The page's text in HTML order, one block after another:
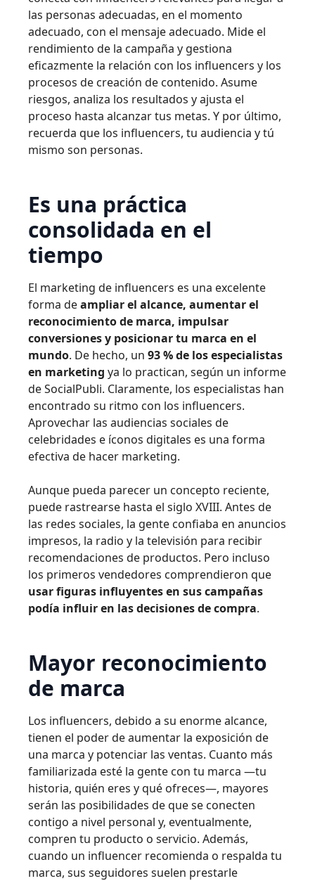
las personas adecuadas, en el momento
adecuado, con el mensaje adecuado. Mide el
rendimiento de la campaña y gestiona
eficazmente la relación con los influencers y los
procesos de creación de contenido. Asume
riesgos, analiza los resultados y ajusta el
proceso hasta alcanzar tus metas. Y por último,
recuerda que los influencers, tu audiencia y tú
mismo son personas.
Es una práctica
consolidada en el
tiempo
El marketing de influencers es una excelente
forma deampliar el alcance, aumentar el
reconocimiento de marca, impulsar
conversiones y posicionar tu marca en el
mundo. De hecho, un 93 % de los especialistas
en marketing ya lo practican, según un informe
de SocialPubli. Claramente, los especialistas han
encontrado su ritmo con los influencers.
Aprovechar las audiencias sociales de
celebridades e íconos digitales es una forma
efectiva de hacer marketing.
Aunque pueda parecer un concepto reciente,
puede rastrearse hasta el siglo XVIII. Antes de
las redes sociales, la gente confiaba en anuncios
impresos, la radio y la televisión para recibir
recomendaciones de productos. Pero incluso
los primeros vendedores comprendieron que
usar figuras influyentes en sus campañas
podía influir en las decisiones de compra.
Mayor reconocimiento
de marca
Los influencers, debido a su enorme alcance,
tienen el poder de aumentar la exposición de
una marca y potenciar las ventas. Cuanto más
familiarizada esté la gente con tu marca —tu
historia, quién eres y qué ofreces—, mayores
serán las posibilidades de que se conecten
contigo a nivel personal y, eventualmente,
compren tu producto o servicio. Además,
cuando un influencer recomienda o respalda tu
marca, sus seguidores suelen prestarle